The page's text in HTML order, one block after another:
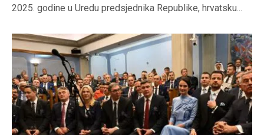
2025. godine u Uredu predsjednika Republike, hrvatsku...